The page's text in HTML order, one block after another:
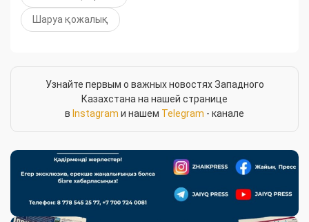
Шаруа қожалық
Узнайте первым о важных новостях Западного
Казахстана на нашей странице
в Instagram и нашем Telegram - канале